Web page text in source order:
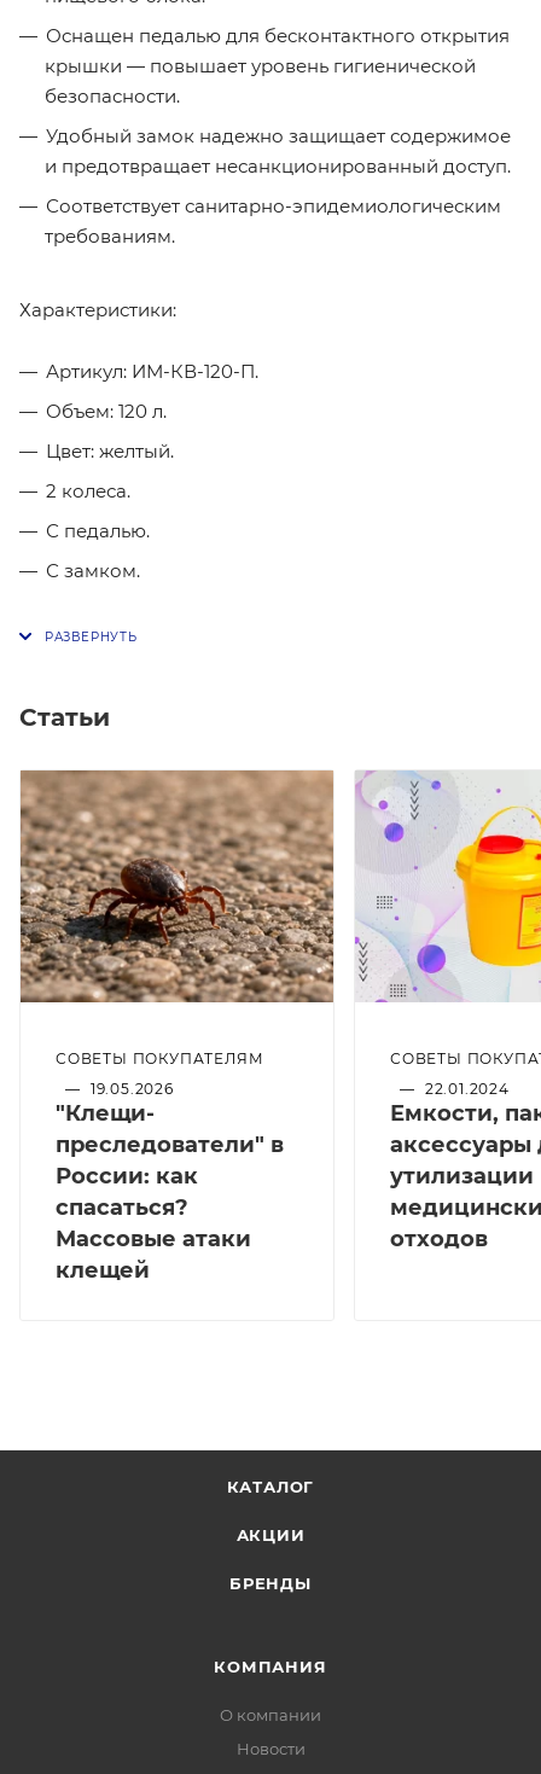
Оснащен педалью для бесконтактного открытия
крышки — повышает уровень гигиенической
безопасности.
Удобный замок надежно защищает содержимое
и предотвращает несанкционированный доступ.
Соответствует санитарно-эпидемиологическим
требованиям.
Характеристики:
Артикул: ИМ-КВ-120-П.
Объем: 120 л.
Цвет: желтый.
2 колеса.
С педалью.
С замком.
Статьи
СОВЕТЫ ПОКУПАТЕЛЯМ
— 19.05.2026
"Клещи-
преследователи" в
России: как
спасаться?
Массовые атаки
клещей
СОВЕТЫ
— 22.01.2024
Емкости,
аксессуары
утилизации
отходов
КАТАЛОГ
АКЦИИ
БРЕНДЫ
КОМПАНИЯ
О компании
Новости